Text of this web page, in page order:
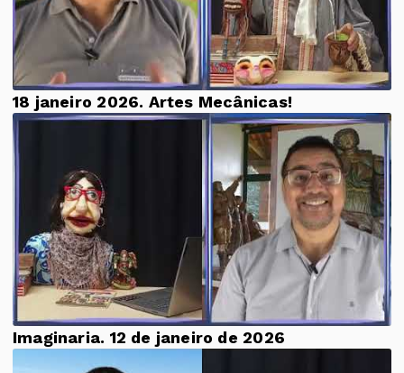
18 janeiro 2026. Artes Mecânicas!
Imaginaria. 12 de janeiro de 2026